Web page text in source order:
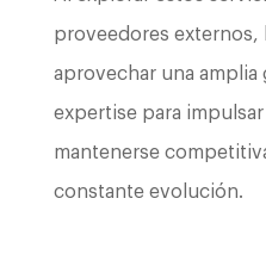
proveedores externos,
aprovechar una amplia
expertise para
mantenerse
constante evolución.